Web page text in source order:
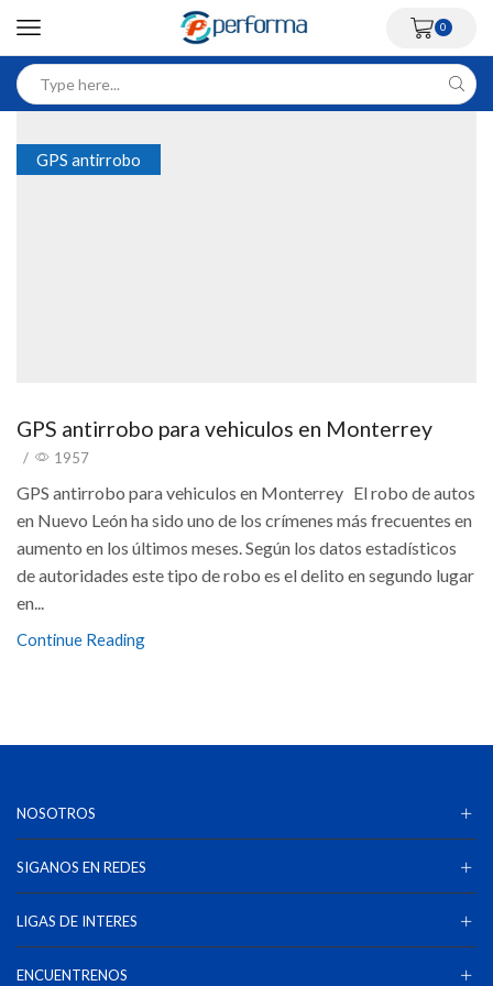
0
GPS antirrobo
GPS antirrobo para vehiculos en Monterrey
/ 1957
GPS antirrobo para vehiculos en Monterrey El robo de autos
en Nuevo León ha sido uno de los crímenes más frecuentes en
aumento en los últimos meses. Según los datos estadísticos
de autoridades este tipo de robo es el delito en segundo lugar
en...
Continue Reading
NOSOTROS
SIGANOS EN REDES
LIGAS DE INTERES
ENCUENTRENOS